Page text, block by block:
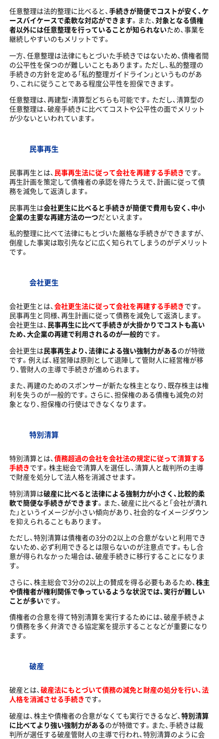
任意整理は法的整理に比べると、 手続きが簡便でコストが安く、ケ
ースバイケースで柔軟な対応ができます。また、 対象となる債権
者以外には任意整理を行っていることが知られないため、事業を
継続しやすいのもメリットです。
一方、任意整理は法律にもとづいた手続きではないため、債権者間
の公平性を保つのが難しいこともあります。ただし、私的整理の
手続きの方針を定める「私的整理ガイドライン」というものがあ
り、これに従うことである程度公平性を担保できます。
任意整理は、再建型・清算型どちらも可能です。ただし、清算型の
任意整理は、破産手続きに比べてコストや公平性の面でメリット
が少ないといわれています。
民事再生
民事再生とは、 民事再生法に従って会社を再建する手続きです。
再生計画を策定して債権者の承認を得たうえで、計画に従って債
務を減免して返済します。
民事再生は会社更生に比べると手続きが簡便で費用も安く、中小
企業の主要な再建方法の一つだといえます。
私的整理に比べて法律にもとづいた厳格な手続きができますが、
倒産した事実は取引先などに広く知られてしまうのがデメリット
です。
会社更生
会社更生とは、会社更生法に従って会社を再建する手続きです。
民事再生と同様、再生計画に従って債務を減免して返済します。
会社更生は、 民事再生に比べて手続きが大掛かりでコストも高い
ため、大企業の再建で利用されるのが一般的です。
会社更生は民事再生より、法律による強い強制力があるのが特徴
です。例えば、経営陣は原則として退陣して管財人に経営権が移
り、管財人の主導で手続きが進められます。
また、再建のためのスポンサーが新たな株主となり、既存株主は権
利を失うのが一般的です。さらに、担保権のある債権も減免の対
象となり、担保権の行使はできなくなります。
特別清算
特別清算とは、債務超過の会社を会社法の規定に従って清算する
手続きです。株主総会で清算人を選任し、清算人と裁判所の主導
で財産を処分して法人格を消滅させます。
特別清算は破産に比べると法律による強制力が小さく、比較的柔
軟で簡便な手続きができます。また、破産に比べると「会社が潰れ
た」というイメージが小さい傾向があり、社会的なイメージダウン
を抑えられることもあります。
ただし、特別清算は債権者の3分の2以上の合意がないと利用でき
ないため、必ず利用できるとは限らないのが注意点です。もし合
意が得られなかった場合は、破産手続きに移行することになりま
す。
さらに、株主総会で3分の2以上の賛成を得る必要もあるため、 株主
や債権者が権利関係で争っているような状況では、実行が難しい
ことが多いです。
債権者の合意を得て特別清算を実行するためには、破産手続きよ
り債務を多く弁済できる協定案を提示することなどが重要になり
ます。
破産
破産とは、破産法にもとづいて債務の減免と財産の処分を行い、法
人格を消滅させる手続きです。
破産は、株主や債権者の合意がなくても実行できるなど、 特別清算
に比べてより強い強制力があるのが特徴です。また、手続きは裁
判所が選任する破産管財人の主導で行われ、特別清算のように会